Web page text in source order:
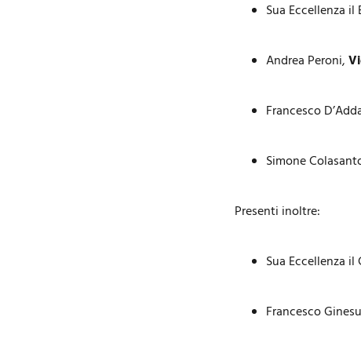
Sua Eccellenza
Andrea Peroni,
Francesco
Simone
Presenti inoltre:
Sua Eccellenza
Francesco